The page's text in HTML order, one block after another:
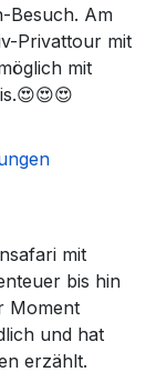
Besuch. Am
Privattour mit
mit
mit
bis hin
Moment
und hat
erzählt.